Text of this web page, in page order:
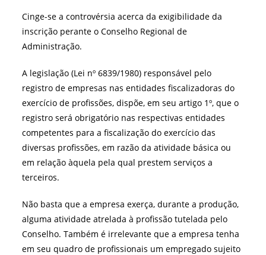
Cinge-se a controvérsia acerca da exigibilidade da
inscrição perante o Conselho Regional de
Administração.
A legislação (Lei nº 6839/1980) responsável pelo
registro de empresas nas entidades fiscalizadoras do
exercício de profissões, dispõe, em seu artigo 1º, que o
registro será obrigatório nas respectivas entidades
competentes para a fiscalização do exercício das
diversas profissões, em razão da atividade básica ou
em relação àquela pela qual prestem serviços a
terceiros.
Não basta que a empresa exerça, durante a produção,
alguma atividade atrelada à profissão tutelada pelo
Conselho. Também é irrelevante que a empresa tenha
em seu quadro de profissionais um empregado sujeito